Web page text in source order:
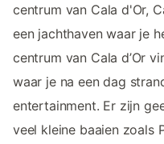
centrum van Cala d'Or,
een jachthaven waar je
centrum van Cala d’Or
waar je na een dag
entertainment. Er zijn
veel kleine baaien zoals